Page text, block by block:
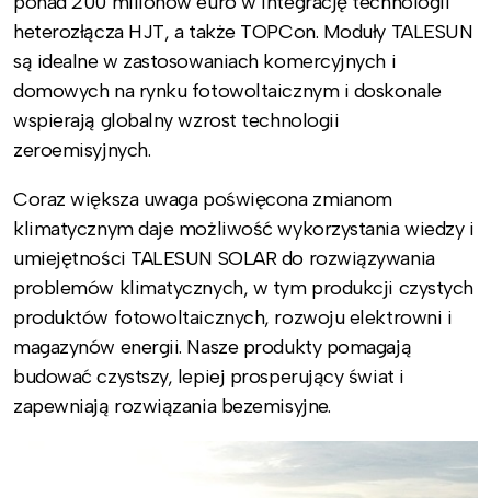
heterozłącza HJT, a także TOPCon. Moduły TALESUN
są idealne w zastosowaniach komercyjnych i
domowych na rynku fotowoltaicznym i doskonale
wspierają globalny wzrost technologii
zeroemisyjnych.
Coraz większa uwaga poświęcona zmianom
klimatycznym daje możliwość wykorzystania wiedzy i
umiejętności TALESUN SOLAR do rozwiązywania
problemów klimatycznych, w tym produkcji czystych
produktów fotowoltaicznych, rozwoju elektrowni i
magazynów energii. Nasze produkty pomagają
budować czystszy, lepiej prosperujący świat i
zapewniają rozwiązania bezemisyjne.